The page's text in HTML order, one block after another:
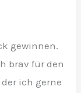
gewinnen.
brav für den
ich gerne